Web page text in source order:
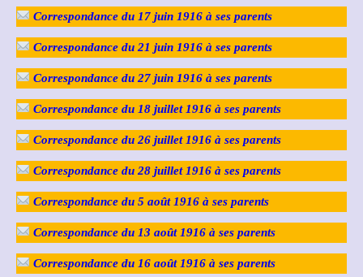
Correspondance du 17 juin 1916 à ses parents
Correspondance du 21 juin 1916 à ses parents
Correspondance du 27 juin 1916 à ses parents
Correspondance du 18 juillet 1916 à ses parents
Correspondance du 26 juillet 1916 à ses parents
Correspondance du 28 juillet 1916 à ses parents
Correspondance du 5 août 1916 à ses parents
Correspondance du 13 août 1916 à ses parents
Correspondance du 16 août 1916 à ses parents